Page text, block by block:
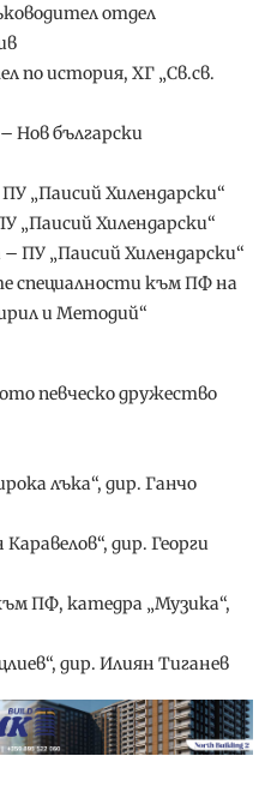
отдел
по история, ХГ „Св.св.
Нов български
„Паисий Хилендарски“
„Паисий Хилендарски“
ПУ „Паисий Хилендарски“
специалности към ПФ на
и Методий“
певческо дружество
лъка“, дир. Ганчо
дир. Георги
ПФ, катедра „Музика“,
дир. Илиян Тиганев